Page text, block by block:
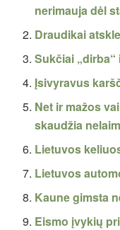
nerimauja dėl
Draudikai
Sukčiai
Įsivyravus
Net ir mažos
skaudžia
Lietuvos
Lietuvos
Kaune gimsta
Eismo įvykių